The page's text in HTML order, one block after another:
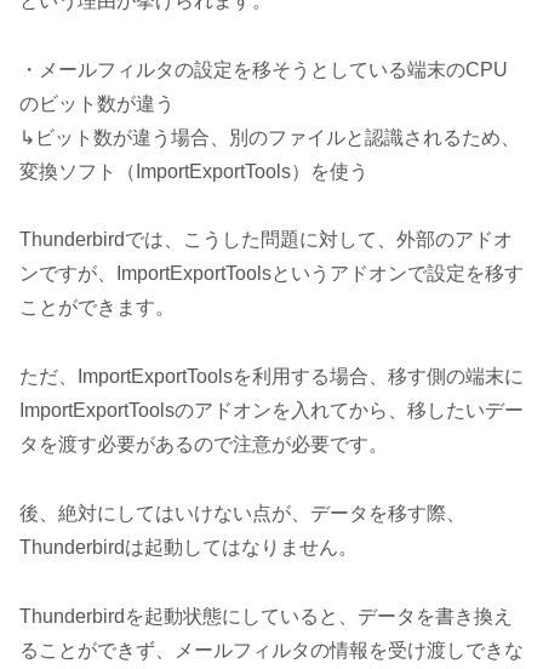
・メールフィルタの設定を移そうとしている端末のCPU
のビット数が違う
↳ビット数が違う場合、別のファイルと認識されるため、
変換ソフト（ImportExportTools）を使う
Thunderbirdでは、こうした問題に対して、外部のアドオ
ンですが、ImportExportToolsというアドオンで設定を移す
ことができます。
ただ、ImportExportToolsを利用する場合、移す側の端末に
ImportExportToolsのアドオンを入れてから、移したいデー
タを渡す必要があるので注意が必要です。
後、絶対にしてはいけない点が、データを移す際、
Thunderbirdは起動してはなりません。
Thunderbirdを起動状態にしていると、データを書き換え
ることができず、メールフィルタの情報を受け渡しできな